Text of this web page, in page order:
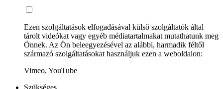
Ezen szolgáltatások elfogadásával külső szolgáltatók által
tárolt videókat vagy egyéb médiatartalmakat mutathatunk meg
Önnek. Az Ön beleegyezésével az alábbi, harmadik féltől
származó szolgáltatásokat használjuk ezen a weboldalon:
Vimeo, YouTube